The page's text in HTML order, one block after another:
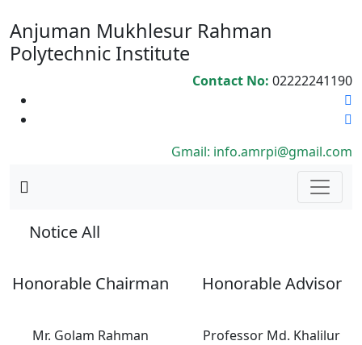
Anjuman Mukhlesur Rahman
Polytechnic Institute
Contact No: 02222241190
Gmail: info.amrpi@gmail.com
Notice All
Honorable Chairman
Mr. Golam Rahman
Honorable Advisor
Professor Md. Khalilur